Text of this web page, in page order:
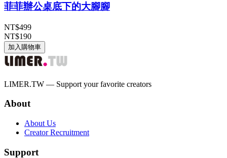
菲菲辦公桌底下的大腳腳
NT$499
NT$190
加入購物車
LIMER.TW — Support your favorite creators
About
About Us
Creator Recruitment
Support